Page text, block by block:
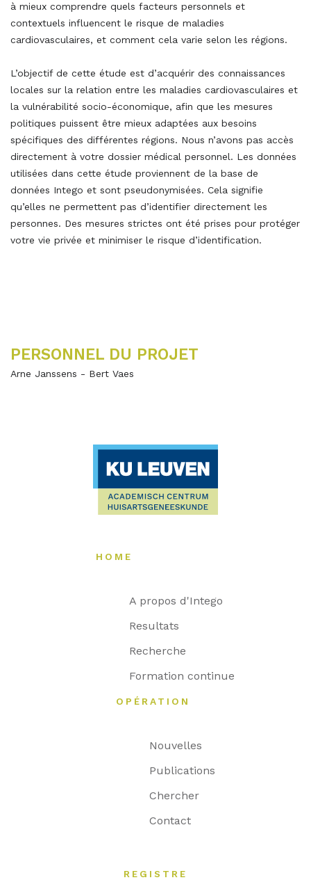
à mieux comprendre quels facteurs personnels et
contextuels influencent le risque de maladies
cardiovasculaires, et comment cela varie selon les régions.
L’objectif de cette étude est d’acquérir des connaissances
locales sur la relation entre les maladies cardiovasculaires et
la vulnérabilité socio-économique, afin que les mesures
politiques puissent être mieux adaptées aux besoins
spécifiques des différentes régions. Nous n’avons pas accès
directement à votre dossier médical personnel. Les données
utilisées dans cette étude proviennent de la base de
données Intego et sont pseudonymisées. Cela signifie
qu’elles ne permettent pas d’identifier directement les
personnes. Des mesures strictes ont été prises pour protéger
votre vie privée et minimiser le risque d’identification.
PERSONNEL DU PROJET
Arne Janssens - Bert Vaes
HOME
A propos d'Intego
Resultats
Recherche
Formation continue
OPÉRATION
Nouvelles
Publications
Chercher
Contact
REGISTRE